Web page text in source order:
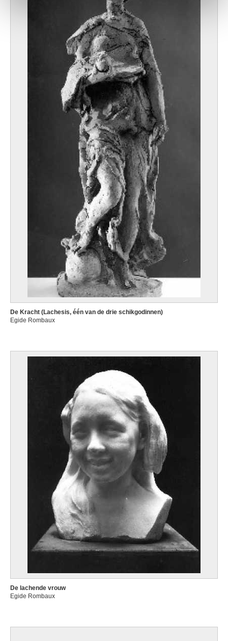
De Kracht (Lachesis, één van de drie schikgodinnen)
Egide Rombaux
De lachende vrouw
Egide Rombaux